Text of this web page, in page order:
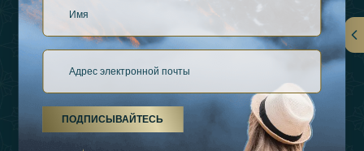
О Нас
Виды Отдыха
ПОДПИСЫВАЙТЕСЬ